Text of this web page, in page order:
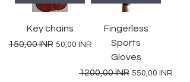
Key chains
Редовна цена
150,00 INR Продажна цена
50,00 INR
Fingerless
Sports
Gloves
Редовна цена
1200,00 INR Продажна цена
550,00 INR